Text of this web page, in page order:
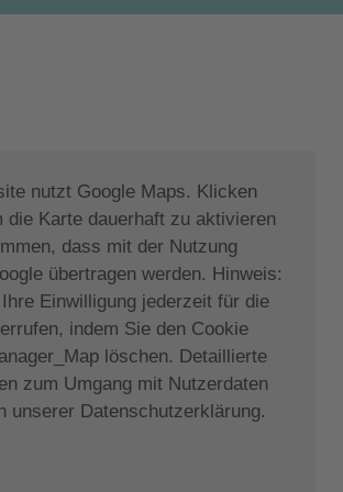
Parkplätze sind vorhanden.
was man für Kinder braucht, von
bis zu den Größten, egal wie alt sie
Familienmitglieder stehen
Hochstühle zur Verfügung; im
sogar einen Spielplatz für die
sie sich austoben können.
nutzt Google Maps. Klicken
die Karte dauerhaft zu aktivieren
dass mit der Nutzung
übertragen werden. Hinweis:
Einwilligung jederzeit für die
indem Sie den Cookie
löschen. Detaillierte
zum Umgang mit Nutzerdaten
unserer Datenschutzerklärung.